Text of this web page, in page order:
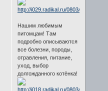
Нашим любимым
питомцам! Там
подробно описываются
все болезни, породы,
отравления, питание,
уход, выбор
долгожданного котёнка!